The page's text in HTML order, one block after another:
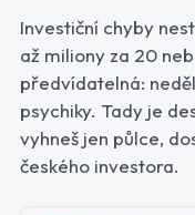
Investiční chyby
až miliony za 20
předvídatelná:
psychiky. Tady je
vyhneš jen půlce,
českého investora.